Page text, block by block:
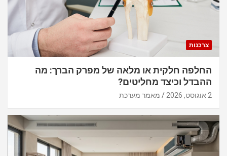
צרכנות
החלפה חלקית או מלאה של מפרק הברך: מה
ההבדל וכיצד מחליטים?
2 אוגוסט, 2026 מאמר מערכת